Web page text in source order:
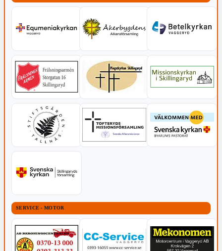
SERVICE - MOTOR